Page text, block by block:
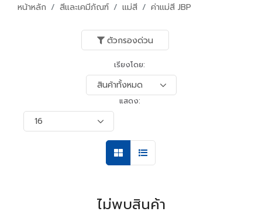
หน้าหลัก สีและเคมีภัณฑ์ แม่สี ค่าแม่สี JBP
ตัวกรองด่วน
เรียงโดย:
แสดง:
ไม่พบสินค้า